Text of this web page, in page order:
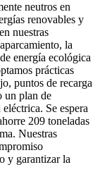
neutros en
renovables y
nuestras
la
energía ecológica
prácticas
puntos de recarga
un plan de
Se espera
209 toneladas
Nuestras
y garantizar la